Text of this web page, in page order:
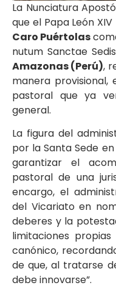
La Nunciatura
que el Papa León
Caro Puértolas
nutum Sanctae
Amazonas (Perú),
manera provisional,
pastoral que ya
general.
La figura del
por la Santa Sede
garantizar el
pastoral de una
encargo, el
del Vicariato en
deberes y la
limitaciones
canónico,
de que, al tratarse
debe innovarse”.